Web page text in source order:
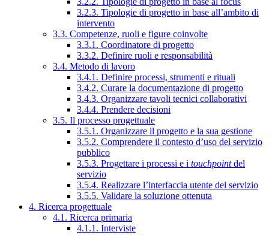
3.2.3. Tipologie di progetto in base all’ambito di
intervento
3.3. Competenze, ruoli e figure coinvolte
3.3.1. Coordinatore di progetto
3.3.2. Definire ruoli e responsabilità
3.4. Metodo di lavoro
3.4.1. Definire processi, strumenti e rituali
3.4.2. Curare la documentazione di progetto
3.4.3. Organizzare tavoli tecnici collaborativi
3.4.4. Prendere decisioni
3.5. Il processo progettuale
3.5.1. Organizzare il progetto e la sua gestione
3.5.2. Comprendere il contesto d’uso del servizio
pubblico
3.5.3. Progettare i processi e i touchpointdel
servizio
3.5.4. Realizzare l’interfaccia utente del servizio
3.5.5. Validare la soluzione ottenuta
4. Ricerca progettuale
4.1. Ricerca primaria
4.1.1. Interviste